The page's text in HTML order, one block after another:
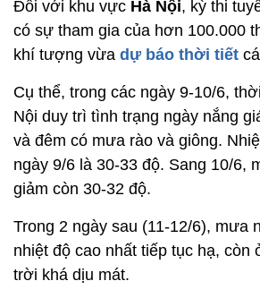
Đối với khu vực Hà Nội, kỳ thi
có sự tham gia của hơn 100.000
khí tượng vừa dự báo thời tiết
Cụ thể, trong các ngày 9-10/6,
Nội duy trì tình trạng ngày nắng
và đêm có mưa rào và giông.
ngày 9/6 là 30-33 độ. Sang 10/6,
giảm còn 30-32 độ.
Trong 2 ngày sau (11-12/6), mưa
nhiệt độ cao nhất tiếp tục hạ, còn
trời khá dịu mát.